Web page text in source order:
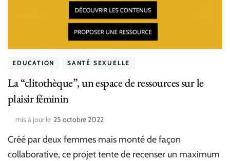
EDUCATION SANTÉ SEXUELLE
La “clitothèque”, un espace de ressources sur le
plaisir féminin
mis à jour le 25 octobre 2022
Créé par deux femmes mais monté de façon
collaborative, ce projet tente de recenser un maximum